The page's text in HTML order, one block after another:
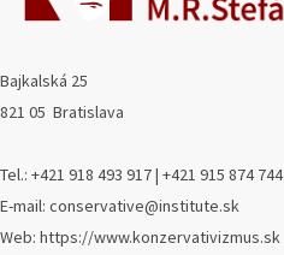
Bajkalská 25
821 05 Bratislava
Tel.: +421 918 493 917 | +421 915 874 744
E-mail: conservative@institute.sk
Web: https://www.konzervativizmus.sk